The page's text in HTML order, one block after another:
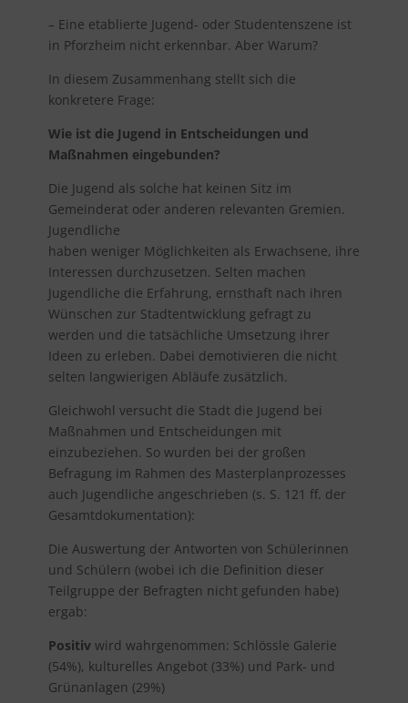
– Eine etablierte Jugend- oder Studentenszene ist
in Pforzheim nicht erkennbar. Aber Warum?
In diesem Zusammenhang stellt sich die
konkretere Frage:
Wie ist die Jugend in Entscheidungen und
Maßnahmen eingebunden?
Die Jugend als solche hat keinen Sitz im
Gemeinderat oder anderen relevanten Gremien.
Jugendliche
haben weniger Möglichkeiten als Erwachsene, ihre
Interessen durchzusetzen. Selten machen
Jugendliche die Erfahrung, ernsthaft nach ihren
Wünschen zur Stadtentwicklung gefragt zu
werden und die tatsächliche Umsetzung ihrer
Ideen zu erleben. Dabei demotivieren die nicht
selten langwierigen Abläufe zusätzlich.
Gleichwohl versucht die Stadt die Jugend bei
Maßnahmen und Entscheidungen mit
einzubeziehen. So wurden bei der großen
Befragung im Rahmen des Masterplanprozesses
auch Jugendliche angeschrieben (s. S. 121 ff. der
Gesamtdokumentation):
Die Auswertung der Antworten von Schülerinnen
und Schülern (wobei ich die Definition dieser
Teilgruppe der Befragten nicht gefunden habe)
ergab:
Positivwird wahrgenommen: Schlössle Galerie
(54%), kulturelles Angebot (33%) und Park- und
Grünanlagen (29%)